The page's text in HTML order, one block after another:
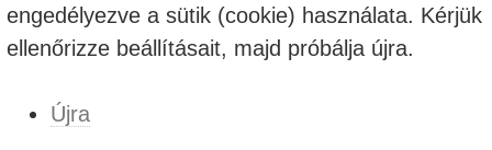
engedélyezve a sütik (cookie) használata. Kérjük
ellenőrizze beállításait, majd próbálja újra.
Újra